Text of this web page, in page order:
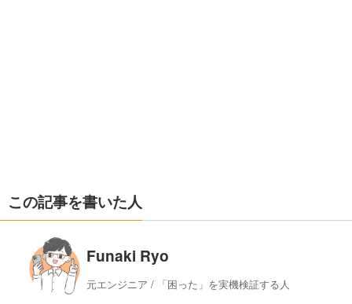
この記事を書いた人
Funaki Ryo
元エンジニア / 「困った」を実機検証する人